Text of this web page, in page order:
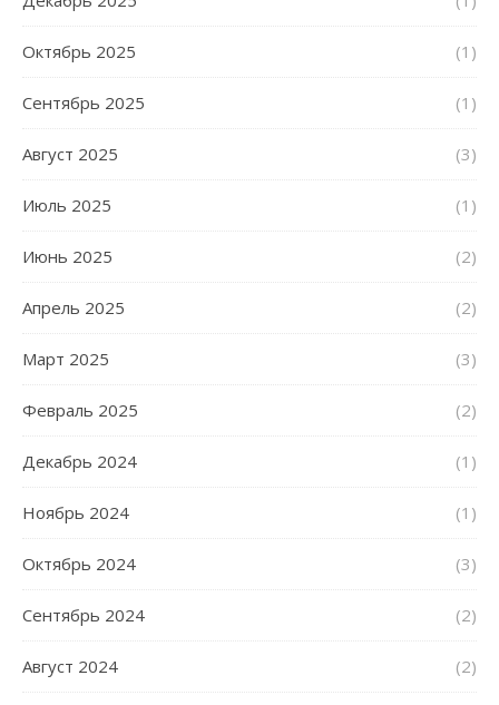
Октябрь 2025 (1)
Сентябрь 2025 (1)
Август 2025 (3)
Июль 2025 (1)
Июнь 2025 (2)
Апрель 2025 (2)
Март 2025 (3)
Февраль 2025 (2)
Декабрь 2024 (1)
Ноябрь 2024 (1)
Октябрь 2024 (3)
Сентябрь 2024 (2)
Август 2024 (2)